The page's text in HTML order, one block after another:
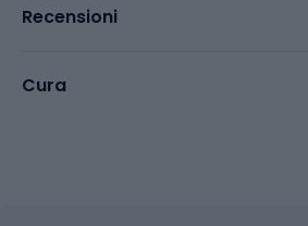
Recensioni
Cura